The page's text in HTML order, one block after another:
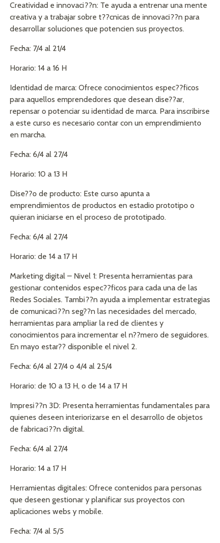
Creatividad e innovaci??n: Te ayuda a entrenar una mente
creativa y a trabajar sobre t??cnicas de innovaci??n para
desarrollar soluciones que potencien sus proyectos.
Fecha: 7/4 al 21/4
Horario: 14 a 16 H
Identidad de marca: Ofrece conocimientos espec??ficos
para aquellos emprendedores que desean dise??ar,
repensar o potenciar su identidad de marca. Para inscribirse
a este curso es necesario contar con un emprendimiento
en marcha.
Fecha: 6/4 al 27/4
Horario: 10 a 13 H
Dise??o de producto: Este curso apunta a
emprendimientos de productos en estadio prototipo o
quieran iniciarse en el proceso de prototipado.
Fecha: 6/4 al 27/4
Horario: de 14 a 17 H
Marketing digital – Nivel 1: Presenta herramientas para
gestionar contenidos espec??ficos para cada una de las
Redes Sociales. Tambi??n ayuda a implementar estrategias
de comunicaci??n seg??n las necesidades del mercado,
herramientas para ampliar la red de clientes y
conocimientos para incrementar el n??mero de seguidores.
En mayo estar?? disponible el nivel 2.
Fecha: 6/4 al 27/4 o 4/4 al 25/4
Horario: de 10 a 13 H, o de 14 a 17 H
Impresi??n 3D: Presenta herramientas fundamentales para
quienes deseen interiorizarse en el desarrollo de objetos
de fabricaci??n digital.
Fecha: 6/4 al 27/4
Horario: 14 a 17 H
Herramientas digitales: Ofrece contenidos para personas
que deseen gestionar y planificar sus proyectos con
aplicaciones webs y mobile.
Fecha: 7/4 al 5/5